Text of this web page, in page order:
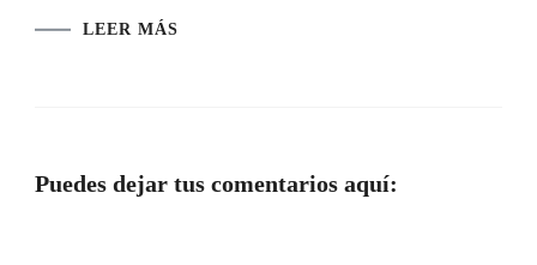
LEER MÁS
Puedes dejar tus comentarios aquí: